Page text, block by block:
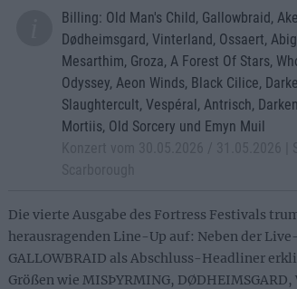
Billing: Old Man's Child, Gallowbraid,
Dødheimsgard, Vinterland, Ossaert,
Mesarthim, Groza, A Forest Of Stars,
Odyssey, Aeon Winds, Black Cilice,
Slaughtercult, Vespéral, Antrisch,
Mortiis, Old Sorcery und Emyn Muil
Die vierte Ausgabe des Fortress Festivals
herausragenden Line-Up auf: Neben der
GALLOWBRAID als Abschluss-Headliner
Größen wie MISÞYRMING, DØDHEIMSGARD,